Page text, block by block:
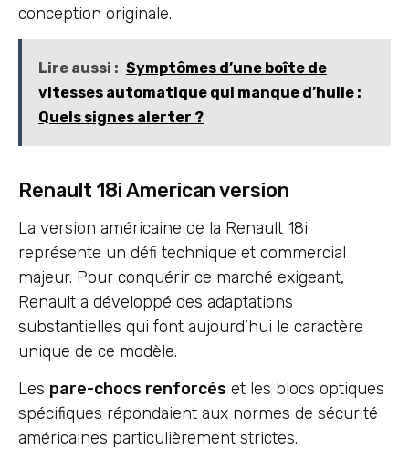
conception originale.
Lire aussi : Symptômes d’une boîte de
vitesses automatique qui manque d’huile :
Quels signes alerter ?
Renault 18i American version
La version américaine de la Renault 18i
représente un défi technique et commercial
majeur. Pour conquérir ce marché exigeant,
Renault a développé des adaptations
substantielles qui font aujourd’hui le caractère
unique de ce modèle.
Les pare-chocs renforcés et les blocs optiques
spécifiques répondaient aux normes de sécurité
américaines particulièrement strictes.